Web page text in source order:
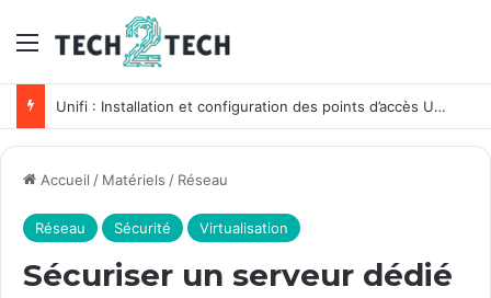
Menu
Unifi : Installation et configuration des points d’accès Ubiquiti
Accueil / Matériels / Réseau
Réseau Sécurité Virtualisation
Sécuriser un serveur dédié